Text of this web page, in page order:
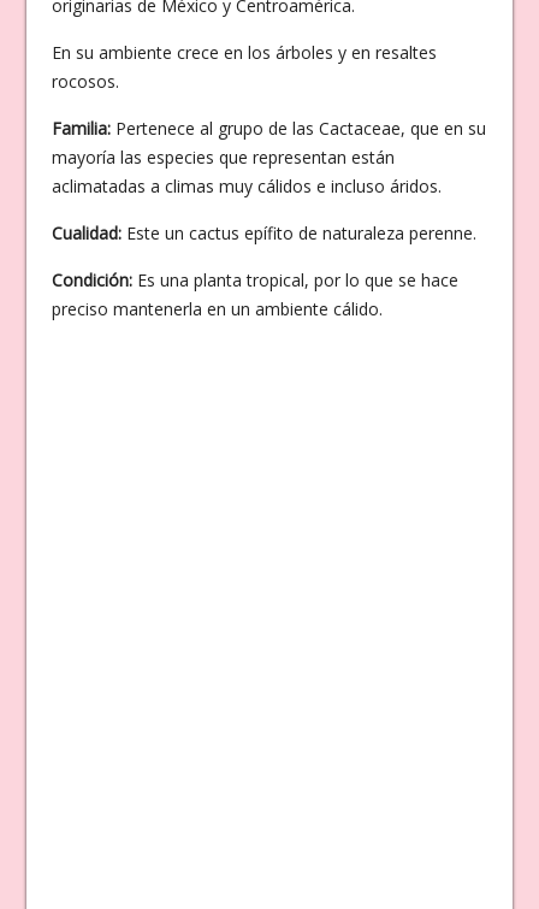
originarias de México y Centroamérica.
En su ambiente crece en los árboles y en resaltes
rocosos.
Familia: Pertenece al grupo de las Cactaceae, que en su
mayoría las especies que representan están
aclimatadas a climas muy cálidos e incluso áridos.
Cualidad:Este un cactus epífito de naturaleza perenne.
Condición:Es una planta tropical, por lo que se hace
preciso mantenerla en un ambiente cálido.